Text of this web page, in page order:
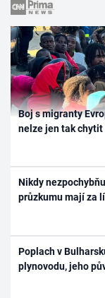
Boj s migranty
nelze jen tak chytit
Nikdy
průzkumu mají za
Poplach v
plynovodu, jeho